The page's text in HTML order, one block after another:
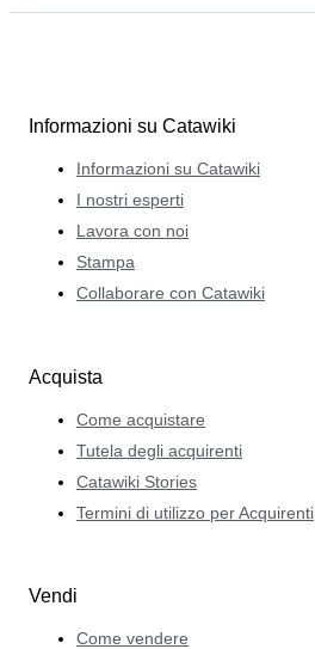
Informazioni su Catawiki
Informazioni su Catawiki
I nostri esperti
Lavora con noi
Stampa
Collaborare con Catawiki
Acquista
Come acquistare
Tutela degli acquirenti
Catawiki Stories
Termini di utilizzo per Acquirenti
Vendi
Come vendere